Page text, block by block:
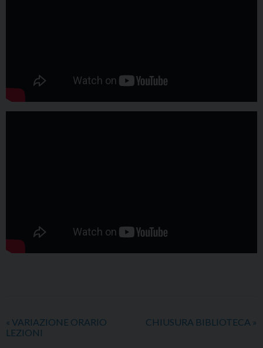
« VARIAZIONE ORARIO
LEZIONI
CHIUSURA BIBLIOTECA »